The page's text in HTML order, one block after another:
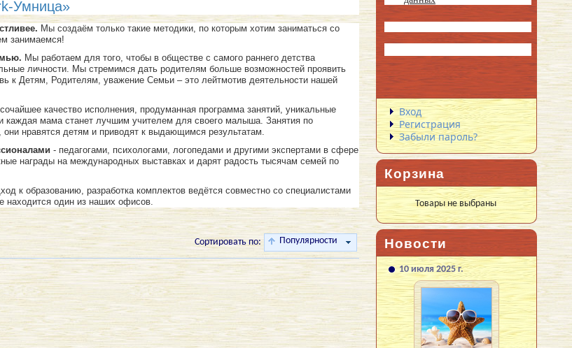
Умница»
Мы создаём только такие методики, по которым хотим заниматься со
занимаемся!
Мы работаем для того, чтобы в обществе с самого раннего детства
личности. Мы стремимся дать родителям больше возможностей проявить
к Детям, Родителям, уважение Семьи – это лейтмотив деятельности нашей
качество исполнения, продуманная программа занятий, уникальные
каждая мама станет лучшим учителем для своего малыша. Занятия по
нравятся детям и приводят к выдающимся результатам.
- педагогами, психологами, логопедами и другими экспертами в сфере
награды на международных выставках и дарят радость тысячам семей по
к образованию, разработка комплектов ведётся совместно со специалистами
находится один из наших офисов.
Сортировать по: Популярности
Вход
Регистрация
Забыли пароль?
Корзина
Товары не выбраны
Новости
10 июля 2025 г.